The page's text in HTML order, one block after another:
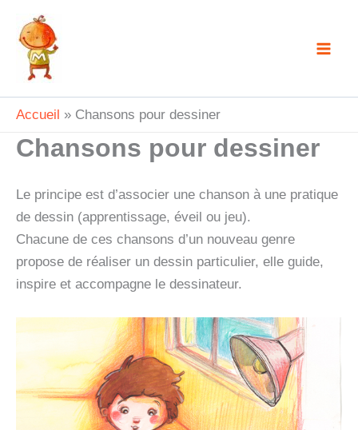
contenu
Accueil Chansons pour dessiner
Chansons pour dessiner
Le principe est d’associer une chanson à une pratique
de dessin (apprentissage, éveil ou jeu).
Chacune de ces chansons d’un nouveau genre
propose de réaliser un dessin particulier, elle guide,
inspire et accompagne le dessinateur.